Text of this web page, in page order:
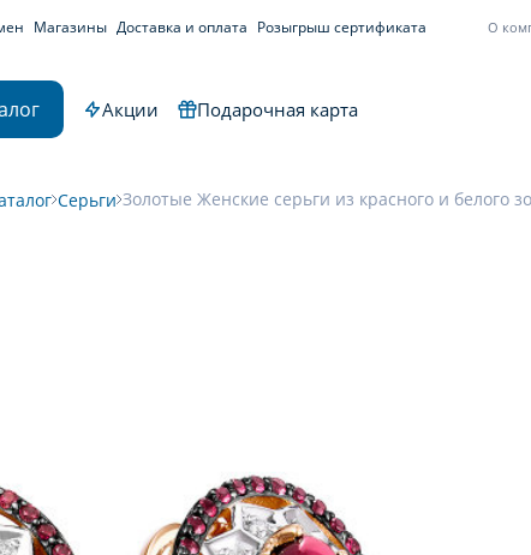
Магазины Доставка и оплата Розыгрыш сертификата О
Акции Подарочная карта
Серьги Золотые Женские серьги из красного и белого